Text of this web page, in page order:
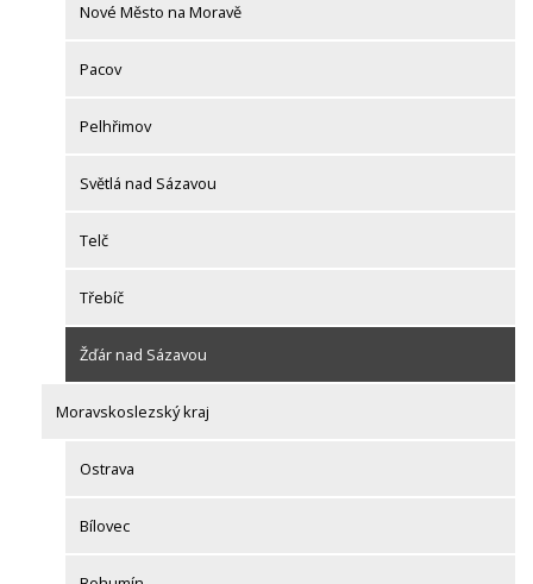
Nové Město na Moravě
Pacov
Pelhřimov
Světlá nad Sázavou
Telč
Třebíč
Žďár nad Sázavou
Moravskoslezský kraj
Ostrava
Bílovec